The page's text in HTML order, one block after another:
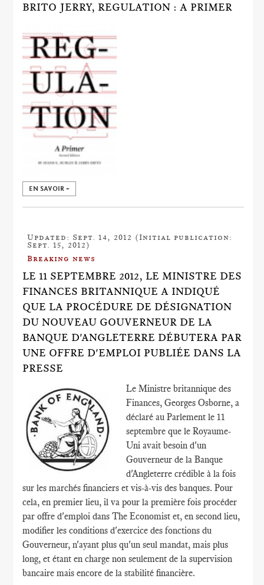
BRITO JERRY, REGULATION : A PRIMER
EN SAVOIR +
Updated: Sept. 14, 2012 (Initial publication:
Sept. 15, 2012)
Breaking news
LE 11 SEPTEMBRE 2012, LE MINISTRE DES
FINANCES BRITANNIQUE A INDIQUÉ
QUE LA PROCÉDURE DE DÉSIGNATION
DU NOUVEAU GOUVERNEUR DE LA
BANQUE D'ANGLETERRE DÉBUTERA PAR
UNE OFFRE D'EMPLOI PUBLIÉE DANS LA
PRESSE
Le Ministre britannique des
Finances, Georges Osborne, a
déclaré au Parlement le 11
septembre que le Royaume-
Uni avait besoin d'un
Gouverneur de la Banque
d'Angleterre crédible à la fois
sur les marchés financiers et vis-à-vis des banques. Pour
cela, en premier lieu, il va pour la première fois procéder
par offre d'emploi dans The Economist et, en second lieu,
modifier les conditions d'exercice des fonctions du
Gouverneur, n'ayant plus qu'un seul mandat, mais plus
long, et étant en charge non seulement de la supervision
bancaire mais encore de la stabilité financière.